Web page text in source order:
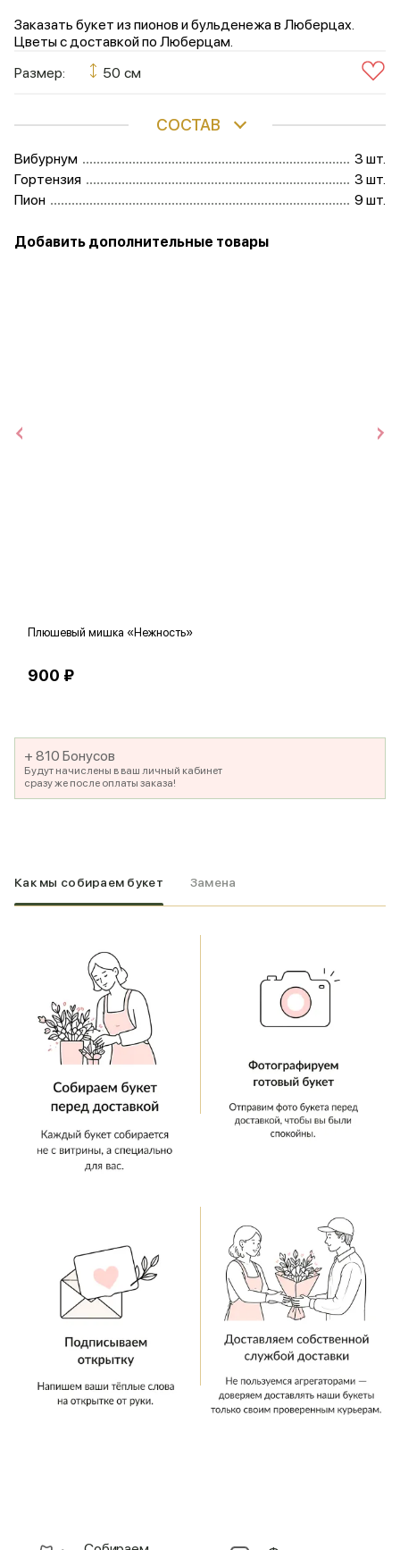
Заказать букет из пионов и бульденежа в Люберцах.
Цветы с доставкой по Люберцам.
Размер:
50 см
СОСТАВ
Вибурнум
3 шт.
Гортензия
3 шт.
Пион
9 шт.
Добавить дополнительные товары
Плюшевый мишка «Нежность»
900 ₽
+ 810 Бонусов
Будут начислены в ваш личный кабинет
сразу же после оплаты заказа!
Как мы собираем букет Замена